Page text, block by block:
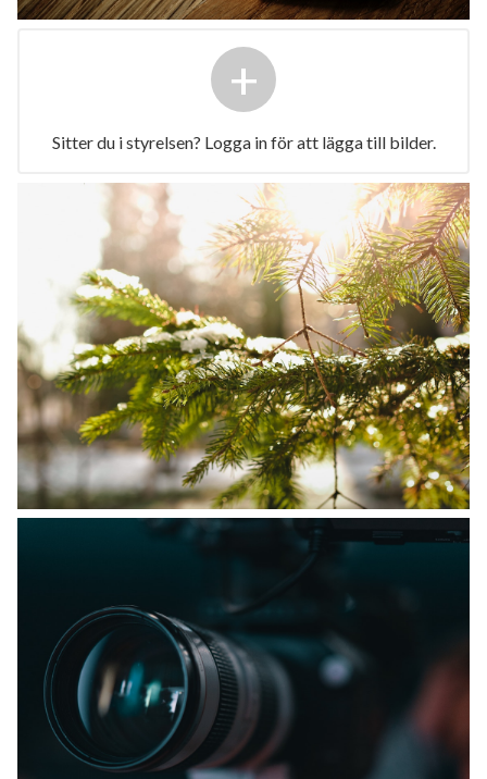
+
Sitter du i styrelsen? Logga in för att lägga till bilder.